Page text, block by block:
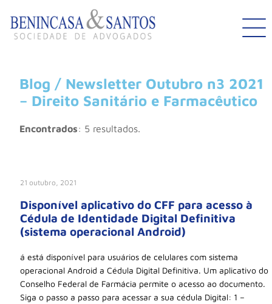
Blog / Newsletter Outubro n3 2021
– Direito Sanitário e Farmacêutico
Encontrados: 5 resultados.
21 outubro, 2021
Disponível aplicativo do CFF para acesso à
Cédula de Identidade Digital Definitiva
(sistema operacional Android)
á está disponível para usuários de celulares com sistema
operacional Android a Cédula Digital Definitiva. Um aplicativo do
Conselho Federal de Farmácia permite o acesso ao documento.
Siga o passo a passo para acessar a sua cédula Digital: 1 –